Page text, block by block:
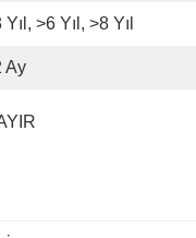
Yıl, >6 Yıl, >8 Yıl
Ay